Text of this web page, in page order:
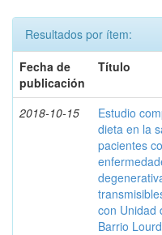
Resultados por ítem:
Fecha de
publicación
Título
2018-10-15
Estudio
dieta en la
pacientes
con Unidad
Barrio